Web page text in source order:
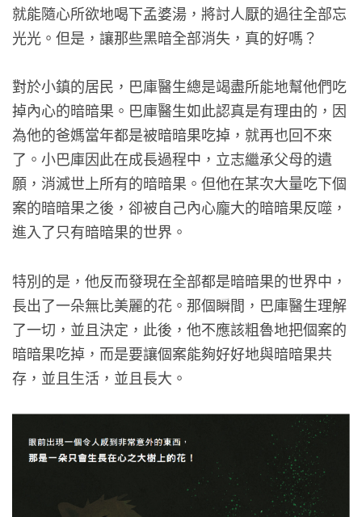
就能隨心所欲地喝下孟婆湯，將討人厭的過往全部忘
光光。但是，讓那些黑暗全部消失，真的好嗎？
對於小鎮的居民，巴庫醫生總是竭盡所能地幫他們吃
掉內心的暗暗果。巴庫醫生如此認真是有理由的，因
為他的爸媽當年都是被暗暗果吃掉，就再也回不來
了。小巴庫因此在成長過程中，立志繼承父母的遺
願，消滅世上所有的暗暗果。但他在某次大量吃下個
案的暗暗果之後，卻被自己內心龐大的暗暗果反噬，
進入了只有暗暗果的世界。
特別的是，他反而發現在全部都是暗暗果的世界中，
長出了一朵無比美麗的花。那個瞬間，巴庫醫生理解
了一切，並且決定，此後，他不應該粗魯地把個案的
暗暗果吃掉，而是要讓個案能夠好好地與暗暗果共
存，並且生活，並且長大。